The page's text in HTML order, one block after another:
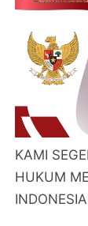
KAMI
HUKUM